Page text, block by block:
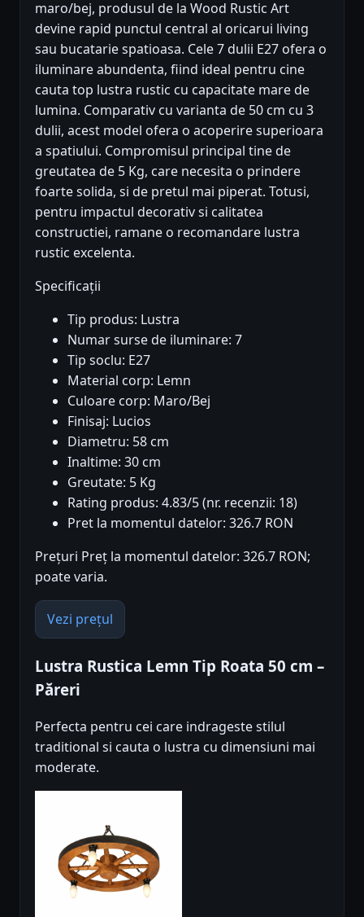
maro/bej, produsul de la Wood Rustic Art
devine rapid punctul central al oricarui living
sau bucatarie spatioasa. Cele 7 dulii E27 ofera o
iluminare abundenta, fiind ideal pentru cine
cauta top lustra rustic cu capacitate mare de
lumina. Comparativ cu varianta de 50 cm cu 3
dulii, acest model ofera o acoperire superioara
a spatiului. Compromisul principal tine de
greutatea de 5 Kg, care necesita o prindere
foarte solida, si de pretul mai piperat. Totusi,
pentru impactul decorativ si calitatea
constructiei, ramane o recomandare lustra
rustic excelenta.
Specificații
Tip produs: Lustra
Numar surse de iluminare: 7
Tip soclu: E27
Material corp: Lemn
Culoare corp: Maro/Bej
Finisaj: Lucios
Diametru: 58 cm
Inaltime: 30 cm
Greutate: 5 Kg
Rating produs: 4.83/5 (nr. recenzii: 18)
Pret la momentul datelor: 326.7 RON
Prețuri Preț la momentul datelor: 326.7 RON;
poate varia.
Vezi prețul
Lustra Rustica Lemn Tip Roata 50 cm –
Păreri
Perfecta pentru cei care indrageste stilul
traditional si cauta o lustra cu dimensiuni mai
moderate.